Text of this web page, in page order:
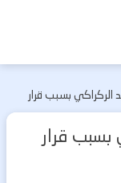
الركراكي بسبب قرار
بسبب قرار